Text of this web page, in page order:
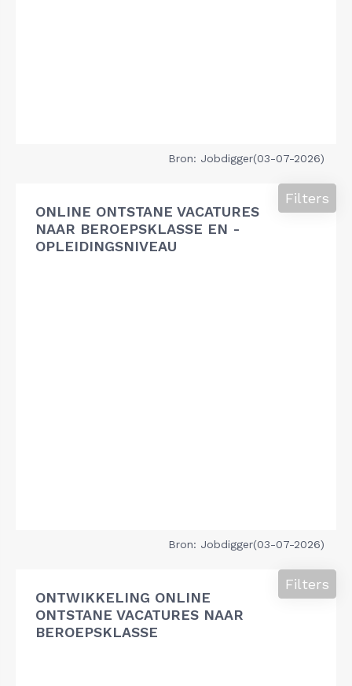
Bron: Jobdigger(03-07-2026)
ONLINE ONTSTANE VACATURES
NAAR BEROEPSKLASSE EN -
OPLEIDINGSNIVEAU
Filters
Bron: Jobdigger(03-07-2026)
ONTWIKKELING ONLINE
ONTSTANE VACATURES NAAR
BEROEPSKLASSE
Filters